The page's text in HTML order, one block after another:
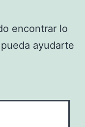
encontrar lo
ayudarte